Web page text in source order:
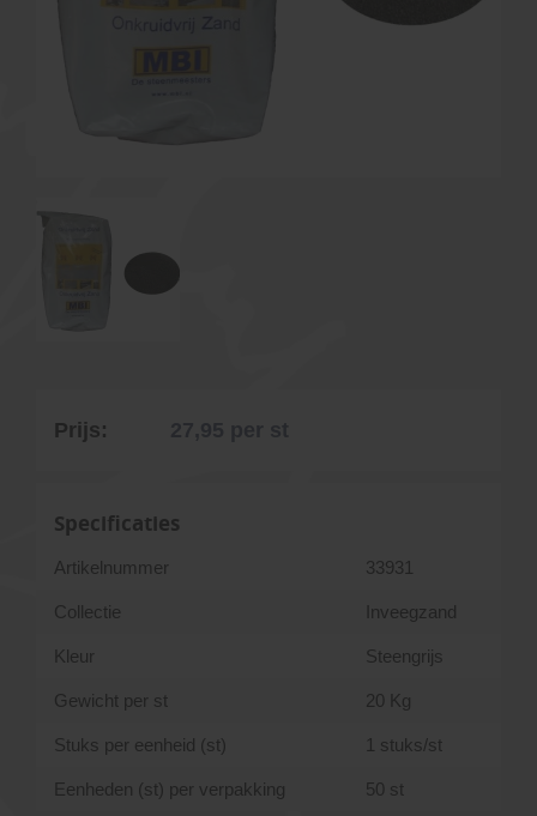
Prijs:
Specificaties
Artikelnummer 33931
Collectie Inveegzand
Kleur Steengrijs
Gewicht per st 20 Kg
Stuks per eenheid (st) 1 stuks/st
Eenheden (st) per verpakking 50 st